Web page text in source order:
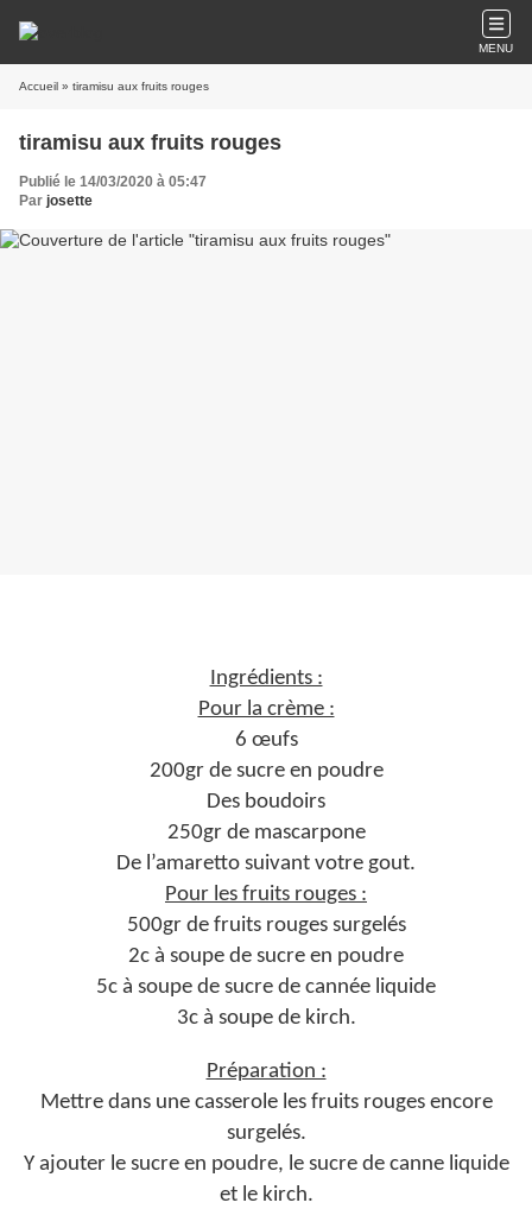
MENU
Accueil » tiramisu aux fruits rouges
tiramisu aux fruits rouges
Publié le 14/03/2020 à 05:47
Par josette
Ingrédients :
Pour la crème :
6 œufs
200gr de sucre en poudre
Des boudoirs
250gr de mascarpone
De l’amaretto suivant votre gout.
Pour les fruits rouges :
500gr de fruits rouges surgelés
2c à soupe de sucre en poudre
5c à soupe de sucre de cannée liquide
3c à soupe de kirch.
Préparation :
Mettre dans une casserole les fruits rouges encore
surgelés.
Y ajouter le sucre en poudre, le sucre de canne liquide
et le kirch.